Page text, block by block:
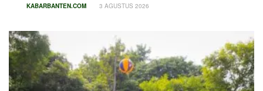
KABARBANTEN.COM 3 AGUSTUS 2026